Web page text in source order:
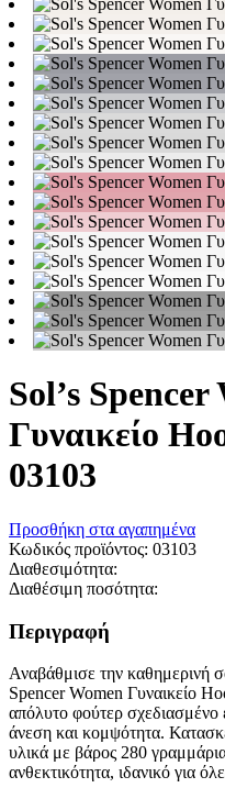
Sol’s Spencer
Γυναικείο
03103
Προσθήκη στα αγαπημένα
Κωδικός προϊόντος: 03103
Διαθεσιμότητα:
Διαθέσιμη ποσότητα:
Περιγραφή
Αναβάθμισε την καθημερινή
Spencer Women Γυναικείο
απόλυτο φούτερ σχεδιασμένο
άνεση και κομψότητα.
υλικά με βάρος 280
ανθεκτικότητα, ιδανικό για